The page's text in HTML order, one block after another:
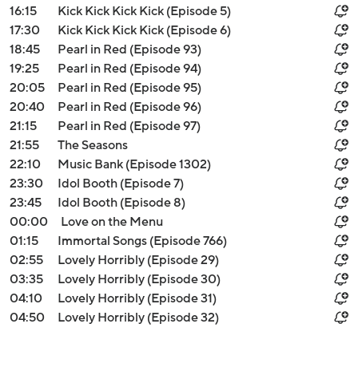
16:15
Kick Kick Kick Kick (Episode 5)
17:30
Kick Kick Kick Kick (Episode 6)
18:45
Pearl in Red (Episode 93)
19:25
Pearl in Red (Episode 94)
20:05
Pearl in Red (Episode 95)
20:40
Pearl in Red (Episode 96)
21:15
Pearl in Red (Episode 97)
21:55
The Seasons
22:10
Music Bank (Episode 1302)
23:30
Idol Booth (Episode 7)
23:45
Idol Booth (Episode 8)
00:00
Love on the Menu
01:15
Immortal Songs (Episode 766)
02:55
Lovely Horribly (Episode 29)
03:35
Lovely Horribly (Episode 30)
04:10
Lovely Horribly (Episode 31)
04:50
Lovely Horribly (Episode 32)